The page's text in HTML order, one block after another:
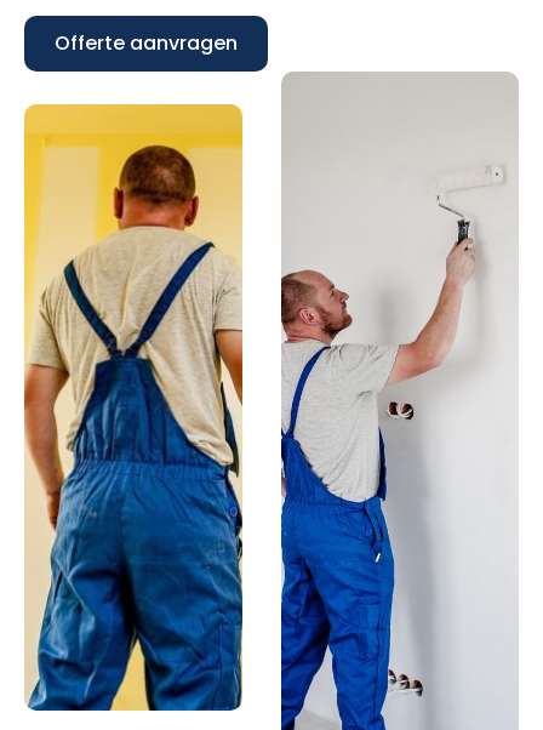
Offerte aanvragen